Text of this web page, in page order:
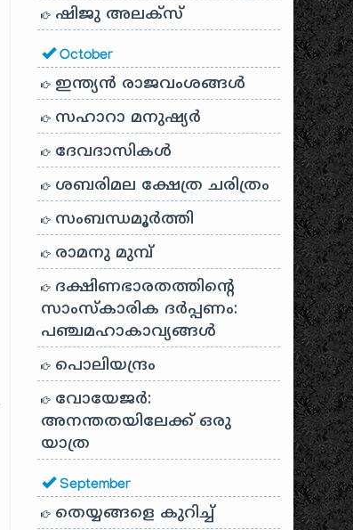
ഷിജു അലക്സ്
October
ഇന്ത്യൻ രാജവംശങ്ങൾ
സഹാറാ മനുഷ്യർ
ദേവദാസികൾ
ശബരിമല ക്ഷേത്ര ചരിത്രം
സംബന്ധമൂർത്തി
രാമനു മുമ്പ്
ദക്ഷിണഭാരതത്തിൻ്റെ
സാംസ്കാരിക ദർപ്പണം:
പഞ്ചമഹാകാവ്യങ്ങൾ
പൊലിയന്ദ്രം
വോയേജർ:
അനന്തതയിലേക്ക് ഒരു
യാത്ര
September
തെയ്യങ്ങളെ കുറിച്ച്